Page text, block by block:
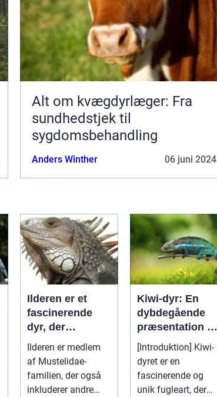
Alt om kvægdyrlæger: Fra
sundhedstjek til
sygdomsbehandling
Anders Winther 06 juni 2024
Ilderen er et
fascinerende
dyr, der
tiltrækker både
dyreejere og
dyreelskere på
grund af sin
Ilderen er medlem
af Mustelidae-
familien, der også
inkluderer andre
Kiwi-dyr: En
dybdegående
præsentation af
en unik fugleart
[Introduktion] Kiwi-
dyret er en
fascinerende og
unik fugleart, der